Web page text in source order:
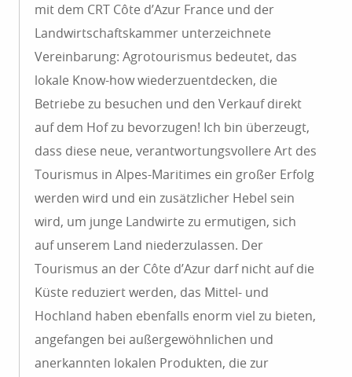
mit dem CRT Côte d’Azur France und der
Landwirtschaftskammer unterzeichnete
Vereinbarung: Agrotourismus bedeutet, das
lokale Know-how wiederzuentdecken, die
Betriebe zu besuchen und den Verkauf direkt
auf dem Hof zu bevorzugen! Ich bin überzeugt,
dass diese neue, verantwortungsvollere Art des
Tourismus in Alpes-Maritimes ein großer Erfolg
werden wird und ein zusätzlicher Hebel sein
wird, um junge Landwirte zu ermutigen, sich
auf unserem Land niederzulassen. Der
Tourismus an der Côte d’Azur darf nicht auf die
Küste reduziert werden, das Mittel- und
Hochland haben ebenfalls enorm viel zu bieten,
angefangen bei außergewöhnlichen und
anerkannten lokalen Produkten, die zur